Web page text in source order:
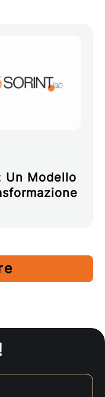
Un Modello